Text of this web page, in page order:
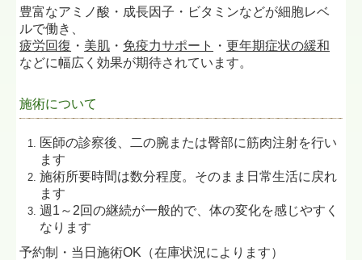
豊富なアミノ酸・成長因子・ビタミンなどが細胞レベ
ルで働き、
疲労回復 ・ 美肌 ・ 免疫力サポート ・更年期症状の緩和
などに幅広く効果が期待されています。
施術について
医師の診察後、二の腕または臀部に筋肉注射を行い
ます
施術所要時間は数分程度。そのまま日常生活に戻れ
ます
週1～2回の継続が一般的で、体の変化を感じやすく
なります
予約制・当日施術OK（在庫状況によります）